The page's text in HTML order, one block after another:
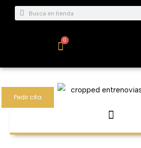
Buscar
Buscar
0
Carrito
Pedir cita